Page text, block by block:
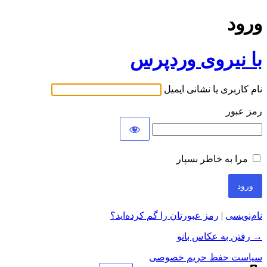
ورود
با نیروی وردپرس
نام کاربری یا نشانی ایمیل
رمز عبور
مرا به خاطر بسپار
نام‌نویسی | رمز عبورتان را گم کرده‌اید؟
→ رفتن به عکاس بانو
سیاست حفظ حریم خصوصی